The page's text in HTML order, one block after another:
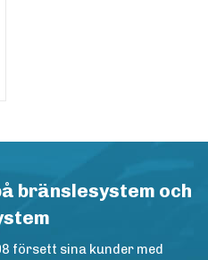
bränslesystem och
försett sina kunder med